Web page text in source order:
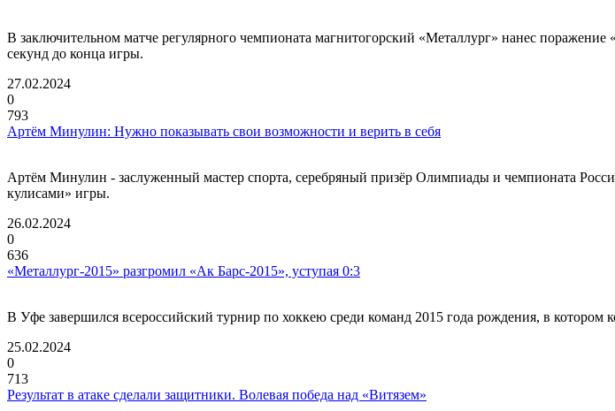
В заключительном матче регулярного чемпионата магнитогорский «Металлург» нанес
секунд до конца игры.
27.02.2024
0
793
Артём Минулин: Нужно показывать свои возможности и верить в себя
Артём Минулин - заслуженный мастер спорта, серебряный призёр Олимпиады и чемпионата
кулисами» игры.
26.02.2024
0
636
«Металлург-2015» разгромил «Ак Барс-2015», уступая 0:3
В Уфе завершился всероссийский турнир по хоккею среди команд 2015 года рождения, в котором
25.02.2024
0
713
Результат в атаке сделали защитники. Волевая победа над «Витязем»